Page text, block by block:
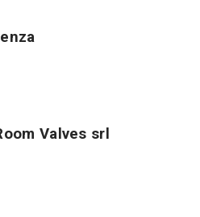
Valves srl